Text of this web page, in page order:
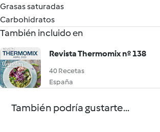
Grasas saturadas
Carbohidratos
También incluido en
Revista Thermomix nº 138
40 Recetas
España
También podría gustarte...